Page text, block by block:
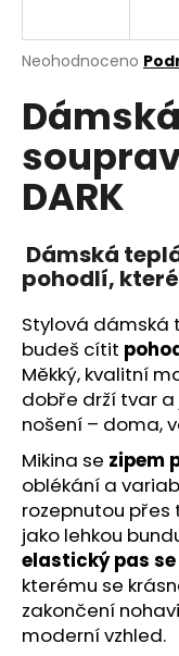
Průměrné
produktu
je
z
5
hvězdiček.
Neohodnoceno
DARK
Dámská
pohodlí,
Stylová dámská
budeš cítit
Měkký, kvalitní
dobře drží tvar
nošení – doma,
Mikina se zipem
oblékání a
rozepnutou přes
jako lehkou
elastický pas
kterému se
zakončení
moderní vzhled.
j
t
?
D
o
p
o
u
č
u
j
e
m
e